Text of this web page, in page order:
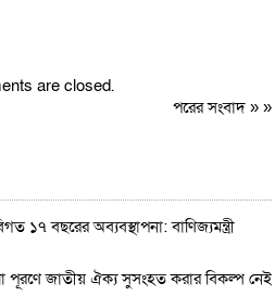
are closed.
পরের সংবাদ» »
১৭ বছরের অব্যবস্থাপনা: বাণিজ্যমন্ত্রী
পূরণে জাতীয় ঐক্য সুসংহত করার বিকল্প নেই